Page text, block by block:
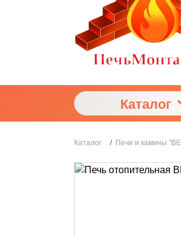
Каталог
Каталог / Печи и камины